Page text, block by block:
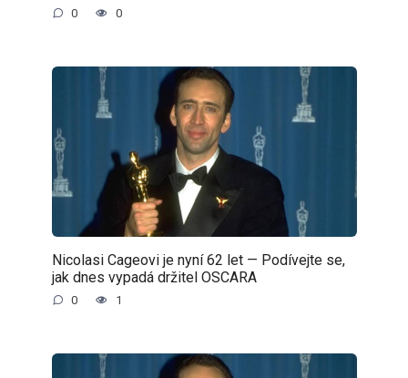
0 0
Nicolasi Cageovi je nyní 62 let — Podívejte se,
jak dnes vypadá držitel OSCARA
0 1